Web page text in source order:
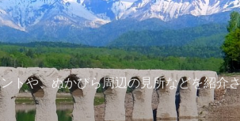
トや、ぬかびら周辺の見所などを紹介